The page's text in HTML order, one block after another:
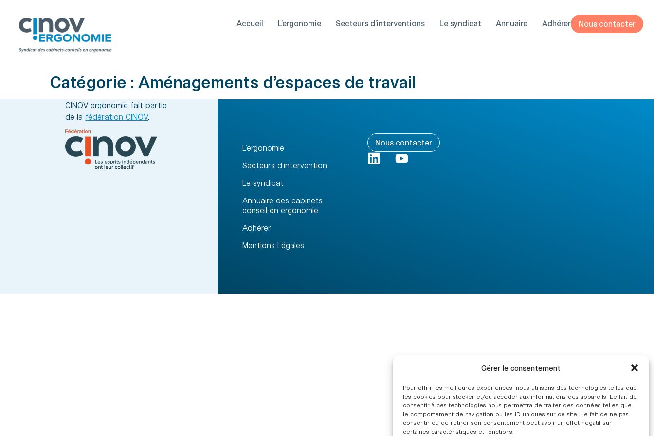
Gérer le consentement
Pour offrir les meilleures expériences, nous utilisons des technologies telles que
les cookies pour stocker et/ou accéder aux informations des appareils. Le fait de
consentir à ces technologies nous permettra de traiter des données telles que
le comportement de navigation ou les ID uniques sur ce site. Le fait de ne pas
consentir ou de retirer son consentement peut avoir un effet négatif sur
certaines caractéristiques et fonctions.
Accueil L’ergonomie Secteurs d’interventions Le syndicat Annuaire Adhérer Nous contacter
Catégorie : Aménagements d’espaces de travail
CINOV ergonomie fait partie
de la fédération CINOV.
L’ergonomie
Secteurs d’intervention
Le syndicat
Annuaire des cabinets
conseil en ergonomie
Adhérer
Mentions Légales
Nous contacter